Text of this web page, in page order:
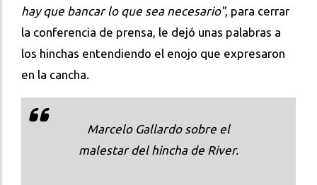
hay que bancar lo que sea necesario", para cerrar
la conferencia de prensa, le dejó unas palabras a
los hinchas entendiendo el enojo que expresaron
en la cancha.
Marcelo Gallardo sobre el
malestar del hincha de River.